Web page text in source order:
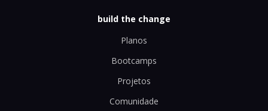
build the change
Planos
Bootcamps
Projetos
Comunidade